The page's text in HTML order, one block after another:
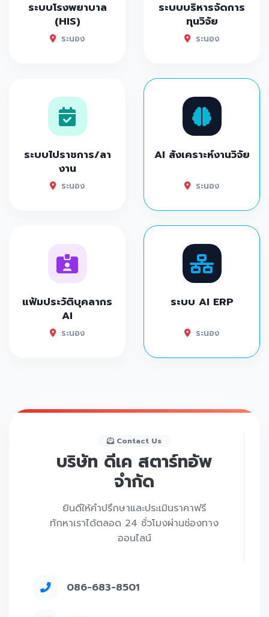
ระบบโรงพยาบาล
(HIS)
ระนอง
ระบบบริหารจัดการ
ทุนวิจัย
ระนอง
ระบบไปราชการ/ลา
งาน
ระนอง
AI สังเคราะห์งานวิจัย
ระนอง
แฟ้มประวัติบุคลากร
AI
ระนอง
ระบบ AI ERP
ระนอง
Contact Us
บริษัท ดีเค สตาร์ทอัพ
จำกัด
ยินดีให้คำปรึกษาและประเมินราคาฟรี
ทักหาเราได้ตลอด 24 ชั่วโมงผ่านช่องทาง
ออนไลน์
086-683-8501